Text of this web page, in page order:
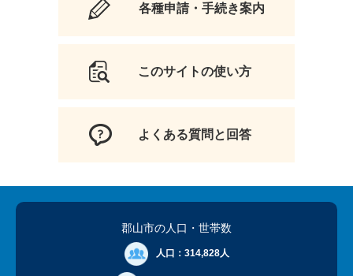
各種申請・手続き案内
このサイトの使い方
よくある質問と回答
郡山市の人口 ・世帯数
人口： 314,828人